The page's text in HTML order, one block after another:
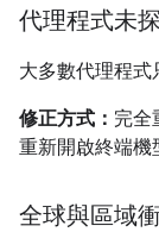
代理程式未
大多數代理程式
修正方式： 完全
重新開啟終端機
全球與區域